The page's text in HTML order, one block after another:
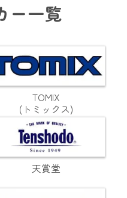
ー一覧
TOMIX
(トミックス)
天賞堂